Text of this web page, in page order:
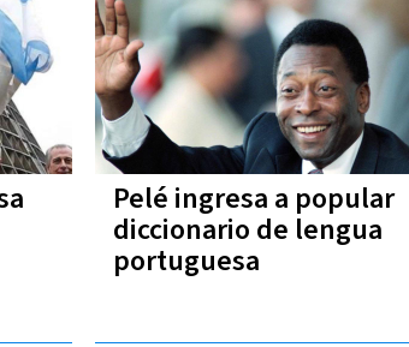
Pelé ingresa a popular
diccionario de lengua
portuguesa